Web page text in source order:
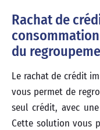
Rachat de
du
Le rachat de crédit
vous permet de
seul crédit, avec
Cette solution vous